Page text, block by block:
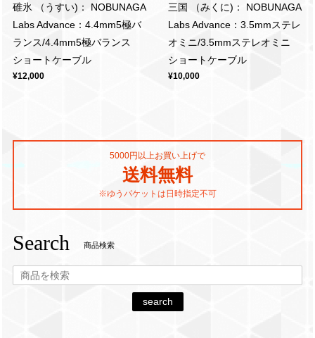
碓氷 （うすい)： NOBUNAGA
Labs Advance：4.4mm5極バ
ランス/4.4mm5極バランス
ショートケーブル
¥12,000
三国 （みくに)： NOBUNAGA
Labs Advance：3.5mmステレ
オミニ/3.5mmステレオミニ
ショートケーブル
¥10,000
5000円以上お買い上げで
送料無料
※ゆうパケットは日時指定不可
Search 商品検索
search